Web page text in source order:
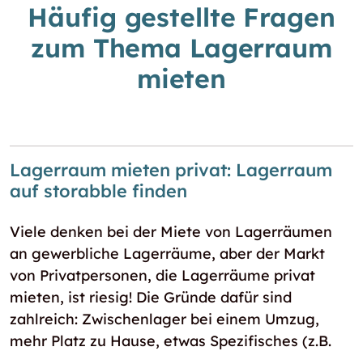
Häufig gestellte Fragen
zum Thema Lagerraum
mieten
Lagerraum mieten privat: Lagerraum
auf storabble finden
Viele denken bei der Miete von Lagerräumen
an gewerbliche Lagerräume, aber der Markt
von Privatpersonen, die Lagerräume privat
mieten, ist riesig! Die Gründe dafür sind
zahlreich: Zwischenlager bei einem Umzug,
mehr Platz zu Hause, etwas Spezifisches (z.B.